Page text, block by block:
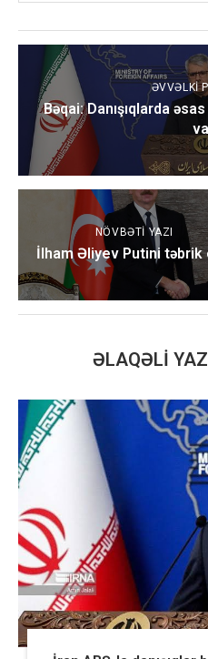
ƏVVƏLKI
Bəqai: Danışıqlarda
NÖVBƏTI YAZI
İlham Əliyev Putini təbrik
ƏLAQƏLI